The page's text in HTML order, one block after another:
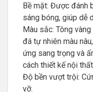
Bề mặt: Được đánh
sáng bóng, giúp dễ
Màu sắc: Tông
đá tự nhiên màu
ứng sang trọng và
cách thiết kế nội
Độ bền vượt trội:
vỡ.